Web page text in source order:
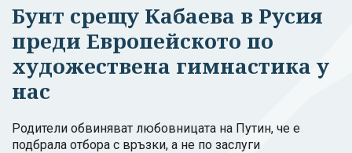
Бунт срещу Кабаева в Русия
преди Европейското по
художествена гимнастика у
нас
Родители обвиняват любовницата на Путин, че е
подбрала отбора с връзки, а не по заслуги